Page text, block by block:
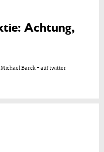
Achtung,
Michael Barck- auf twitter